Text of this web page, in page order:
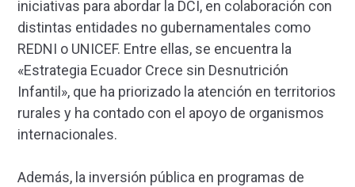
iniciativas para abordar la DCI, en colaboración con
distintas entidades no gubernamentales como
REDNI o UNICEF. Entre ellas, se encuentra la
«Estrategia Ecuador Crece sin Desnutrición
Infantil», que ha priorizado la atención en territorios
rurales y ha contado con el apoyo de organismos
internacionales​.
Además, la inversión pública en programas de